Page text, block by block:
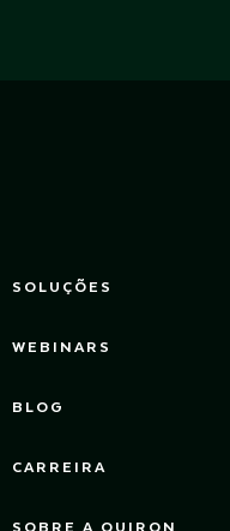
SOLUÇÕES
WEBINARS
BLOG
CARREIRA
SOBRE A QUIRON